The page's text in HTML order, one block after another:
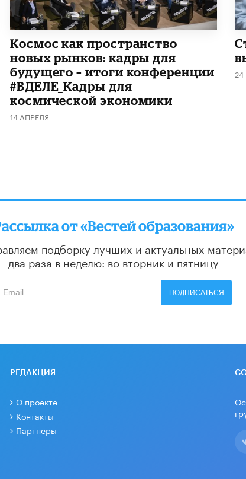
Космос как пространство
новых рынков: кадры для
будущего – итоги конференции
#ВДЕЛЕ_Кадры для
космической экономики
14 АПРЕЛЯ
от «Вестей образования»
подборку лучших и актуальных
два раза в неделю: во вторник и пятницу
ПОДПИСАТЬСЯ
РЕДАКЦИЯ
О проекте
Контакты
Партнеры